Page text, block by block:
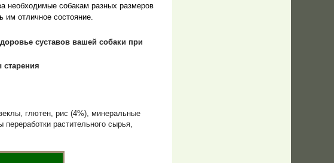
необходимые собакам разных размеров
им отличное состояние.
суставов вашей собаки при
старения
глютен, рис (4%), минеральные
растительного сырья,